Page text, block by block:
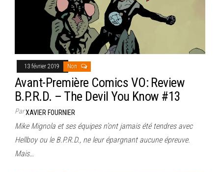
13 février 2019 Non
Avant-Première Comics VO: Review
B.P.R.D. – The Devil You Know #13
ParXAVIER FOURNIER
Mike Mignola et ses équipes n’ont jamais été tendres avec
Hellboy ou le B.P.R.D., ne leur épargnant aucune épreuve.
Mais…